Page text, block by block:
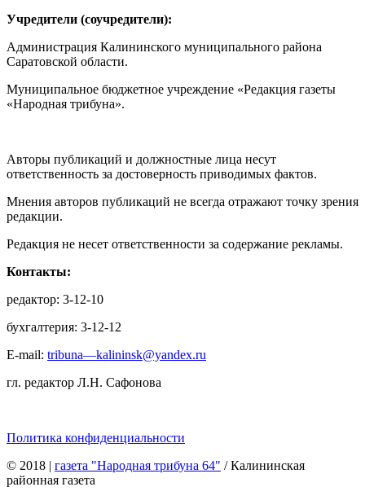
Учредители (соучредители):
Администрация Калининского муниципального района
Саратовской области.
Муниципальное бюджетное учреждение «Редакция газеты
«Народная трибуна».
Авторы публикаций и должностные лица несут
ответственность за достоверность приводимых фактов.
Мнения авторов публикаций не всегда отражают точку зрения
редакции.
Редакция не несет ответственности за содержание рекламы.
Контакты:
редактор: 3-12-10
бухгалтерия: 3-12-12
E-mail: tribuna—kalininsk@yandex.ru
гл. редактор Л.Н. Сафонова
Политика конфиденциальности
© 2018 | газета "Народная трибуна 64" / Калининская
районная газета